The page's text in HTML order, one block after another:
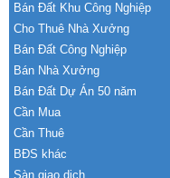
Bán Đất Khu Công Nghiệp
Cho Thuê Nhà Xưởng
Bán Đất Công Nghiệp
Bán Nhà Xưởng
Bán Đất Dự Án 50 năm
Cần Mua
Cần Thuê
BĐS khác
Sàn giao dịch